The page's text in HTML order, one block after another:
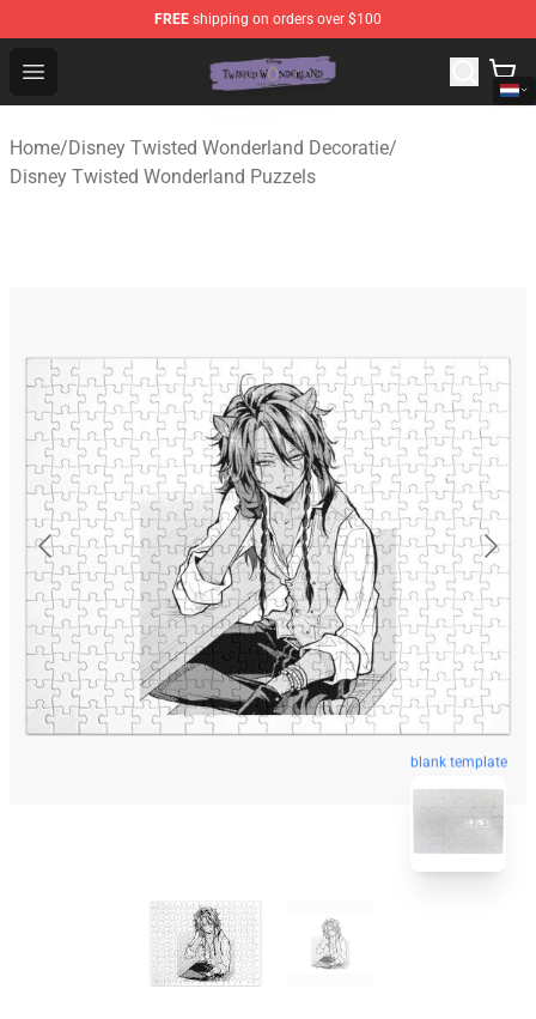
FREE shipping on orders over $100
Open menu
Twisted Wonderland Store - Official Twisted
Home/Disney Twisted Wonderland Decoratie/
Disney Twisted Wonderland Puzzels
blank template